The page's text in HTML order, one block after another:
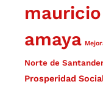
amaya
Norte de
Prosperidad